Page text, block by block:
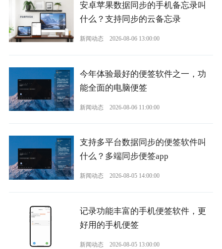
安卓苹果数据同步的手机备忘录叫
什么？支持同步的云备忘录
新闻动态 2026-08-06 13:00:00
今年体验最好的便签软件之一，功
能全面的电脑便签
新闻动态 2026-08-06 11:00:00
支持多平台数据同步的便签软件叫
什么？多端同步便签app
新闻动态 2026-08-05 14:00:00
记录功能丰富的手机便签软件，更
好用的手机便签
新闻动态 2026-08-05 13:00:00